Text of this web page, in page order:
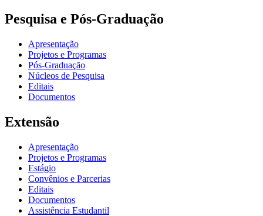
Pesquisa e Pós-Graduação
Apresentação
Projetos e Programas
Pós-Graduação
Núcleos de Pesquisa
Editais
Documentos
Extensão
Apresentação
Projetos e Programas
Estágio
Convênios e Parcerias
Editais
Documentos
Assistência Estudantil